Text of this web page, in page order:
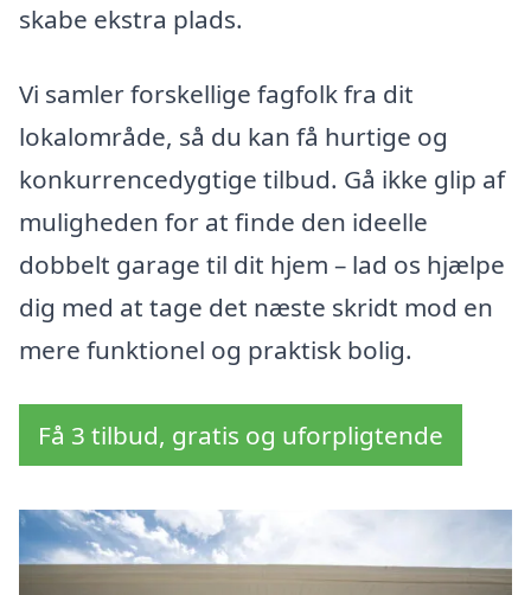
skabe ekstra plads.
Vi samler forskellige fagfolk fra dit
lokalområde, så du kan få hurtige og
konkurrencedygtige tilbud. Gå ikke glip af
muligheden for at finde den ideelle
dobbelt garage til dit hjem – lad os hjælpe
dig med at tage det næste skridt mod en
mere funktionel og praktisk bolig.
Få 3 tilbud, gratis og uforpligtende